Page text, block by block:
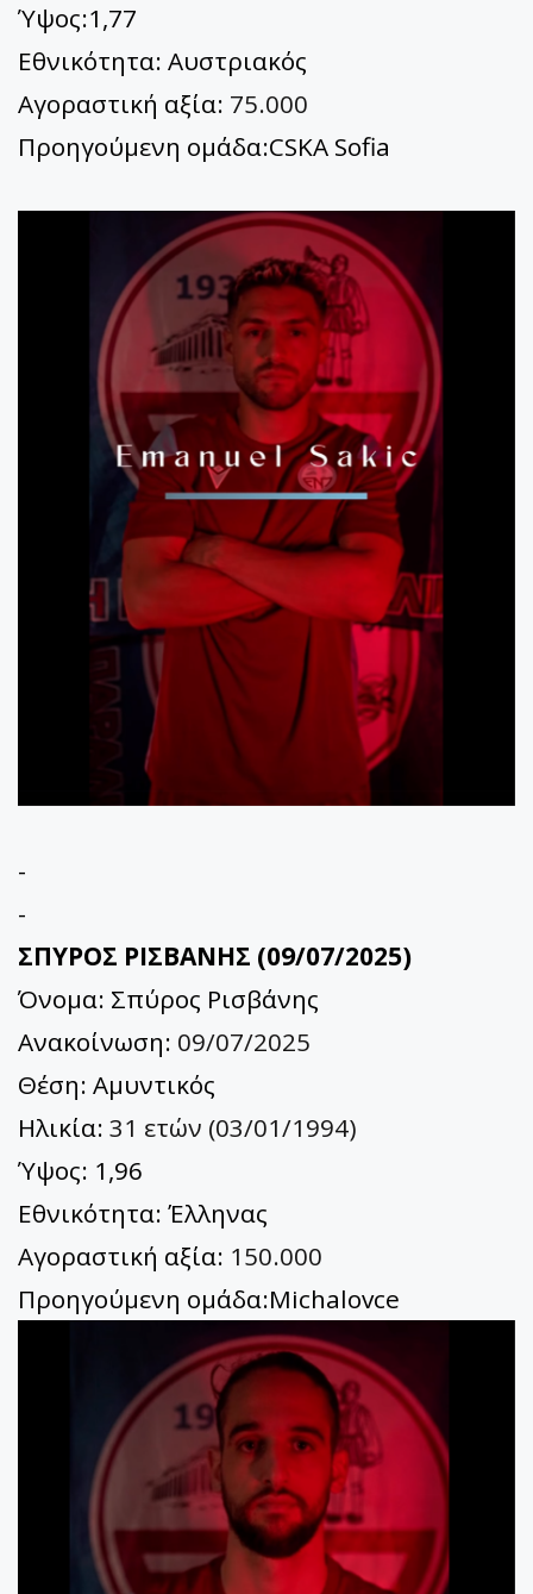
Ύψος:1,77
Εθνικότητα: Αυστριακός
Αγοραστική αξία: 75.000
Προηγούμενη ομάδα:CSKA Sofia
-
-
ΣΠΥΡΟΣ ΡΙΣΒΑΝΗΣ (09/07/2025)
Όνομα: Σπύρος Ρισβάνης
Ανακοίνωση: 09/07/2025
Θέση: Αμυντικός
Ηλικία: 31 ετών (03/01/1994)
Ύψος: 1,96
Εθνικότητα: Έλληνας
Αγοραστική αξία: 150.000
Προηγούμενη ομάδα:Michalovce